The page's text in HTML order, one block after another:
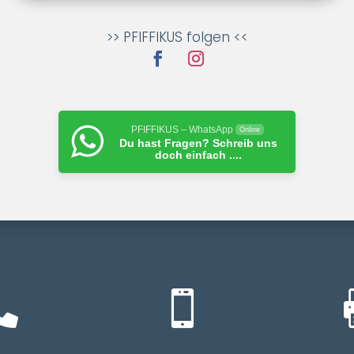
>> PFIFFIKUS folgen <<
PFIFFIKUS – WhatsApp Online
Du hast Fragen? Schreib uns
doch einfach ....
